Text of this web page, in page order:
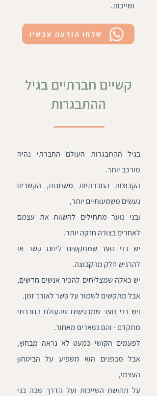
ושייכות.
שלחו הודעה עכשיו
קשיים חברתיים בגיל
ההתבגרות
בגיל ההתבגרות העולם החברתי נהיה
מורכב יותר.
הקבוצות החברתיות משתנות, הקשרים
נעשים משמעותיים יותר,
ובני נוער מתחילים להשוות את עצמם
לאחרים בצורה חזקה יותר.
יש בני נוער שמתקשים ליזום קשר או
להרגיש חלק מהקבוצה.
יש כאלה שמצליחים להכיר אנשים חדשים,
אבל מתקשים לשמור על קשר לאורך זמן.
ויש בני נוער שמרגישים שהעולם החברתי
מתקדם - והם נשארים מאחור.
לפעמים הקושי כמעט לא נראה מבחוץ,
אבל מבפנים הוא משפיע על הביטחון
העצמי,
על תחושת השייכות ועל הדרך שבה בני